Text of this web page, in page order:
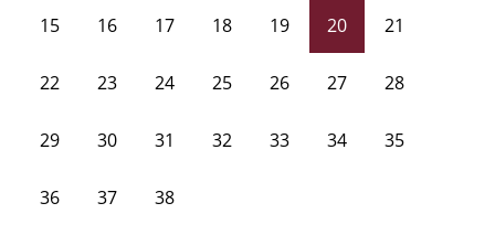
15 16 17 18 19 20 21
22 23 24 25 26 27 28
29 30 31 32 33 34 35
36 37 38